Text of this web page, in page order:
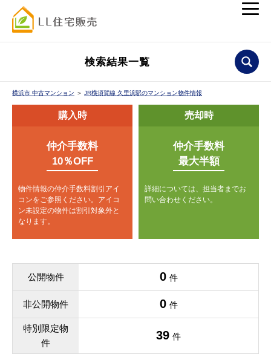
検索結果一覧
横浜市 中古マンション ＞ JR横須賀線 久里浜駅のマンション物件情報
購入時
仲介手数料
10％OFF
物件情報の仲介手数料割引アイ
コンをご参照ください。 アイコ
ン未設定の物件は割引対象外と
なります。
売却時
仲介手数料
最大半額
詳細については、担当者までお
問い合わせください。
公開物件 0 件
非公開物件 0 件
特別限定物
件
39 件